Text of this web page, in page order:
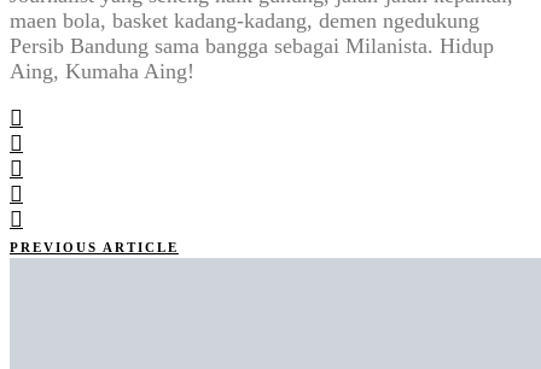
maen bola, basket kadang-kadang, demen ngedukung
Persib Bandung sama bangga sebagai Milanista. Hidup
Aing, Kumaha Aing!
PREVIOUS ARTICLE